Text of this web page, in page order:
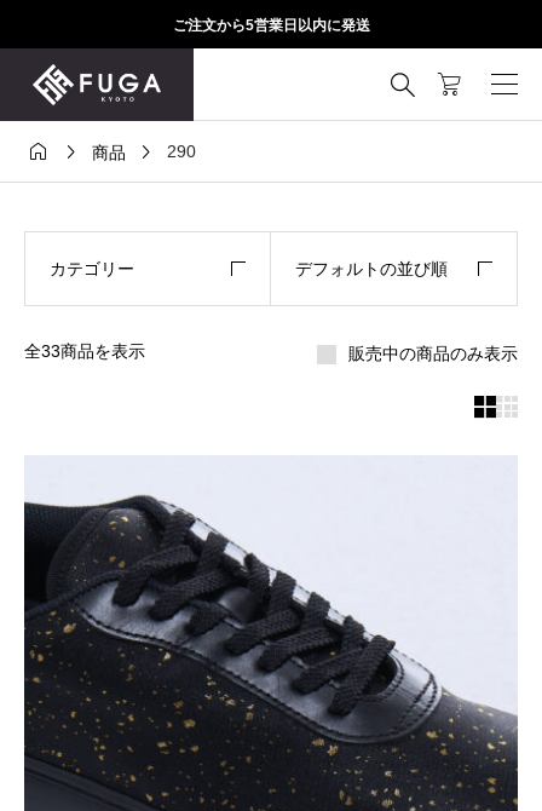
ご注文から5営業日以内に発送

  商品  290
全33商品を表示
カテゴリー デフォルトの並び順
販売中の商品のみ表示
